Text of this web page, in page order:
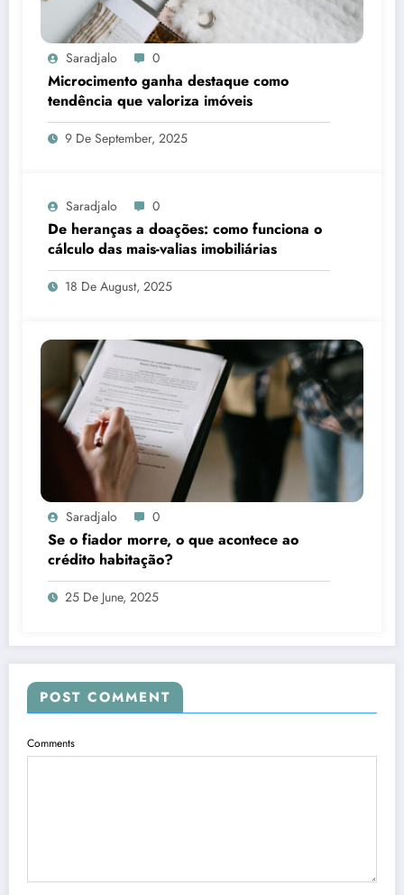
Saradjalo 0
Microcimento ganha destaque como
tendência que valoriza imóveis
9 De September, 2025
Saradjalo 0
De heranças a doações: como funciona o
cálculo das mais-valias imobiliárias
18 De August, 2025
Saradjalo 0
Se o fiador morre, o que acontece ao
crédito habitação?
25 De June, 2025
POST COMMENT
Comments